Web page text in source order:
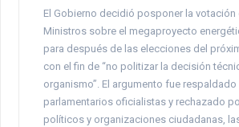
El Gobierno decidió posponer la votación
Ministros sobre el megaproyecto
para después de las elecciones del
con el fin de “no politizar la decisión
organismo”. El argumento fue respaldado
parlamentarios oficialistas y rechazado
políticos y organizaciones ciudadanas,